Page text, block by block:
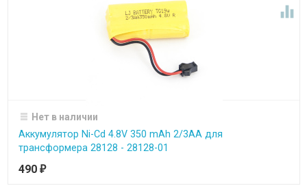

Нет в наличии
Аккумулятор Ni-Cd 4.8V 350 mAh 2/3AA для
трансформера 28128 - 28128-01
490 ₽